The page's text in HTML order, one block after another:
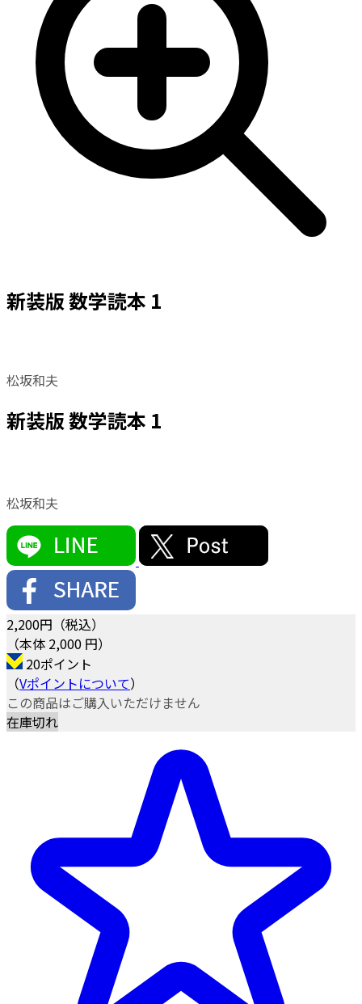
新装版 数学読本 1
松坂和夫
新装版 数学読本 1
松坂和夫
2,200円（税込）
（本体 2,000 円）
20ポイント
（Vポイントについて）
この商品はご購入いただけません
在庫切れ